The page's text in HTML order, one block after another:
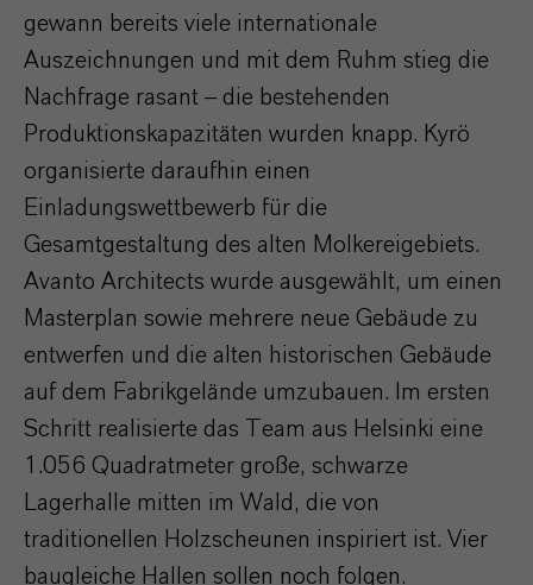
gewann bereits viele internationale
Auszeichnungen und mit dem Ruhm stieg die
Nachfrage rasant – die bestehenden
Produktionskapazitäten wurden knapp. Kyrö
organisierte daraufhin einen
Einladungswettbewerb für die
Gesamtgestaltung des alten Molkereigebiets.
Avanto Architects wurde ausgewählt, um einen
Masterplan sowie mehrere neue Gebäude zu
entwerfen und die alten historischen Gebäude
auf dem Fabrikgelände umzubauen. Im ersten
Schritt realisierte das Team aus Helsinki eine
1.056 Quadratmeter große, schwarze
Lagerhalle mitten im Wald, die von
traditionellen Holzscheunen inspiriert ist. Vier
baugleiche Hallen sollen noch folgen.